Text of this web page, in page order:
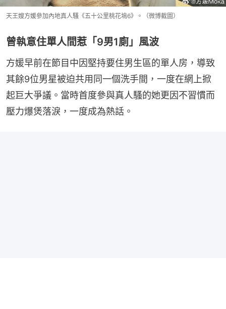
天王嫂方媛參加內地真人騷《五十公里桃花塢6》。（微博截圖）
曾執意住單人間惹「9男1廁」風波
方媛早前在節目中因堅持要住男生區的單人房，導致
其餘9位男星被迫共用同一個洗手間，一度在網上掀
起巨大爭議。當時首度參與真人騷的她更因不習慣而
壓力爆煲落淚，一度成為熱話。